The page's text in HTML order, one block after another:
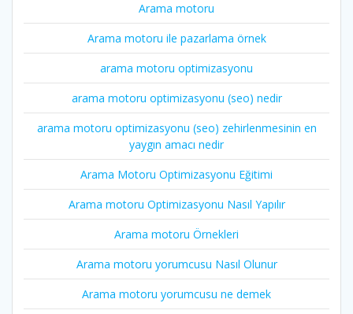
Arama motoru
Arama motoru ile pazarlama örnek
arama motoru optimizasyonu
arama motoru optimizasyonu (seo) nedir
arama motoru optimizasyonu (seo) zehirlenmesinin en
yaygın amacı nedir
Arama Motoru Optimizasyonu Eğitimi
Arama motoru Optimizasyonu Nasıl Yapılır
Arama motoru Örnekleri
Arama motoru yorumcusu Nasıl Olunur
Arama motoru yorumcusu ne demek